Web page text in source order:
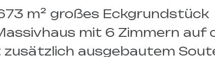
m² großes Eckgrundstück
mit 6 Zimmern auf
zusätzlich ausgebautem